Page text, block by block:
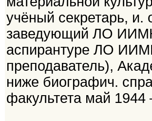
учёный секретарь,
заведующий ЛО
аспирантуре ЛО
преподаватель),
ниже биографич.
факультета май